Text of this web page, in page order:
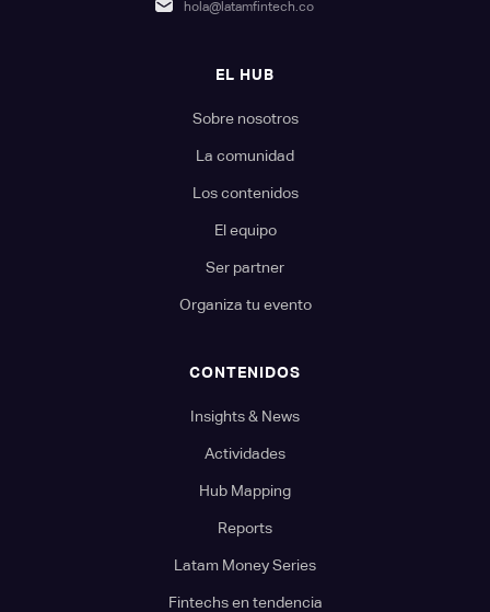
hola@latamfintech.co
EL HUB
Sobre nosotros
La comunidad
Los contenidos
El equipo
Ser partner
Organiza tu evento
CONTENIDOS
Insights & News
Actividades
Hub Mapping
Reports
Latam Money Series
Fintechs en tendencia